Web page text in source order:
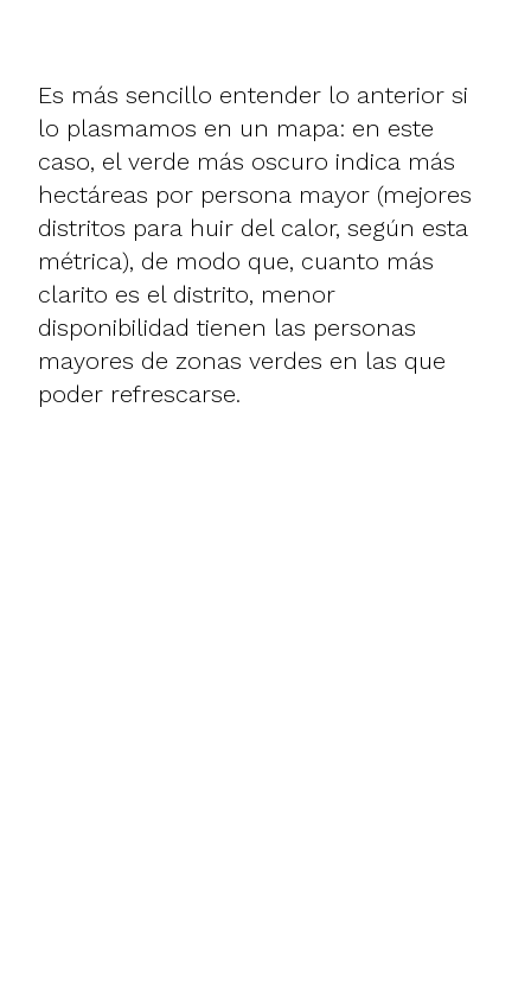
Es más sencillo entender lo anterior si
lo plasmamos en un mapa: en este
caso, el verde más oscuro indica más
hectáreas por persona mayor (mejores
distritos para huir del calor, según esta
métrica), de modo que, cuanto más
clarito es el distrito, menor
disponibilidad tienen las personas
mayores de zonas verdes en las que
poder refrescarse.